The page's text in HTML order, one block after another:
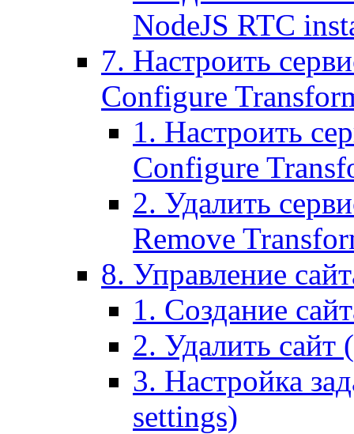
NodeJS RTC
7. Настроить
Configure
1. Настроить
Configure
2. Удалить
Remove
8. Управление
1. Создание
2. Удалить сайт
3. Настройка
settings)